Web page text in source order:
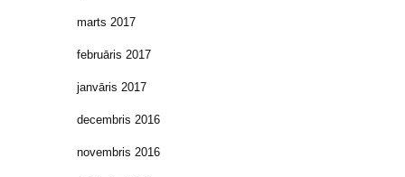
marts 2017
februāris 2017
janvāris 2017
decembris 2016
novembris 2016